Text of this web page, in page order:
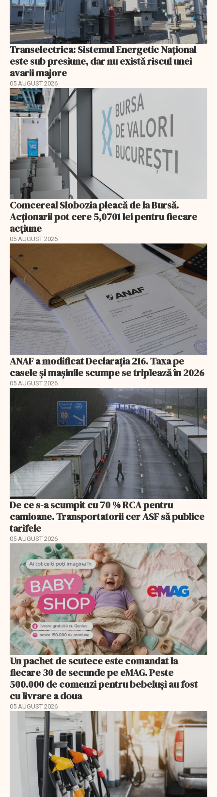
Transelectrica: Sistemul Energetic Național
este sub presiune, dar nu există riscul unei
avarii majore
05 AUGUST 2026
Comcereal Slobozia pleacă de la Bursă.
Acționarii pot cere 5,0701 lei pentru fiecare
acțiune
05 AUGUST 2026
ANAF a modificat Declarația 216. Taxa pe
casele și mașinile scumpe se triplează în 2026
05 AUGUST 2026
De ce s-a scumpit cu 70 % RCA pentru
camioane. Transportatorii cer ASF să publice
tarifele
05 AUGUST 2026
Un pachet de scutece este comandat la
fiecare 30 de secunde pe eMAG. Peste
500.000 de comenzi pentru bebeluși au fost
cu livrare a doua
05 AUGUST 2026